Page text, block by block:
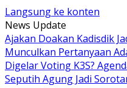
Langsung ke konten
News Update
Ajakan Doakan Kadisdik
Munculkan Pertanyaan
Digelar Voting K3S?
Seputih Agung Jadi